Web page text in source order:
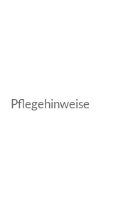
Pflegehinweise